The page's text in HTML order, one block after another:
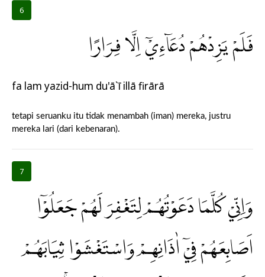
6
فَلَمْ يَزِدْهُمْ دُعَاۤءِيْٓ اِلَّا فِرَارًا
fa lam yazid-hum du'ā`ī illā firārā
tetapi seruanku itu tidak menambah (iman) mereka, justru
mereka lari (dari kebenaran).
7
وَاِنِّيْ كُلَّمَا دَعَوْتُهُمْ لِتَغْفِرَ لَهُمْ جَعَلُوْٓا
اَصَابِعَهُمْ فِيْٓ اٰذَانِهِمْ وَاسْتَغْشَوْا ثِيَابَهُمْ